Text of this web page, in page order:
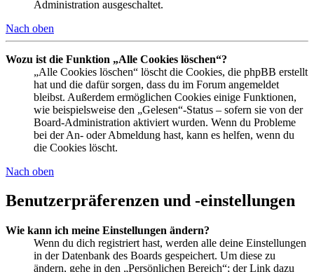
Administration ausgeschaltet.
Nach oben
Wozu ist die Funktion „Alle Cookies löschen“?
„Alle Cookies löschen“ löscht die Cookies, die phpBB erstellt
hat und die dafür sorgen, dass du im Forum angemeldet
bleibst. Außerdem ermöglichen Cookies einige Funktionen,
wie beispielsweise den „Gelesen“-Status – sofern sie von der
Board-Administration aktiviert wurden. Wenn du Probleme
bei der An- oder Abmeldung hast, kann es helfen, wenn du
die Cookies löscht.
Nach oben
Benutzerpräferenzen und -einstellungen
Wie kann ich meine Einstellungen ändern?
Wenn du dich registriert hast, werden alle deine Einstellungen
in der Datenbank des Boards gespeichert. Um diese zu
ändern, gehe in den „Persönlichen Bereich“; der Link dazu